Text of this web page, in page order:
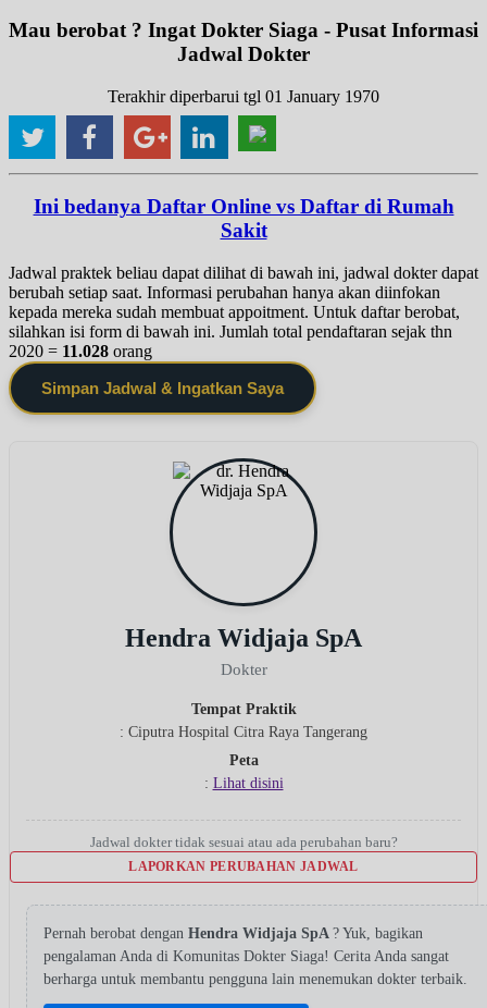
Mau berobat ? Ingat Dokter Siaga - Pusat Informasi
Jadwal Dokter
Terakhir diperbarui tgl 01 January 1970
Ini bedanya Daftar Online vs Daftar di Rumah
Sakit
Jadwal praktek beliau dapat dilihat di bawah ini, jadwal dokter dapat
berubah setiap saat. Informasi perubahan hanya akan diinfokan
kepada mereka sudah membuat appoitment. Untuk daftar berobat,
silahkan isi form di bawah ini. Jumlah total pendaftaran sejak thn
2020 = 11.028 orang
Simpan Jadwal & Ingatkan Saya
Hendra Widjaja SpA
Dokter
Tempat Praktik
: Ciputra Hospital Citra Raya Tangerang
Peta
: Lihat disini
Jadwal dokter tidak sesuai atau ada perubahan baru?
LAPORKAN PERUBAHAN JADWAL
Pernah berobat dengan Hendra Widjaja SpA ? Yuk, bagikan
pengalaman Anda di Komunitas Dokter Siaga! Cerita Anda sangat
berharga untuk membantu pengguna lain menemukan dokter terbaik.